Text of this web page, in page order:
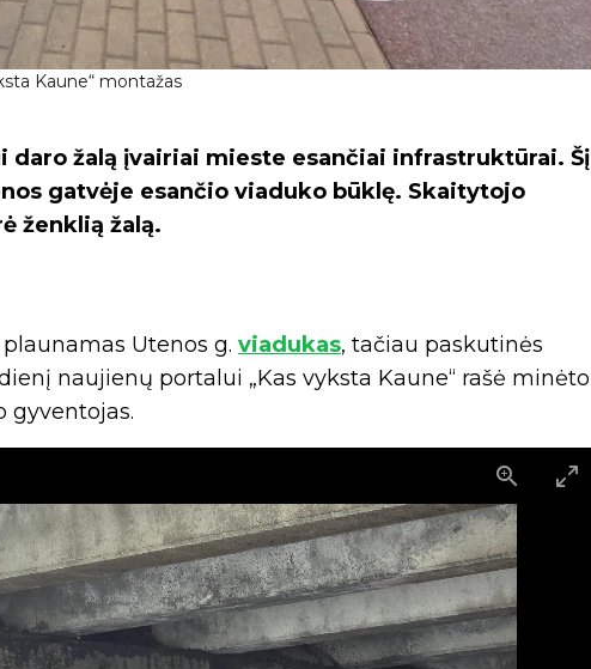
Kaune“ montažas
žalą įvairiai mieste esančiai infrastruktūrai. Šį
gatvėje esančio viaduko būklę. Skaitytojo
ženklią žalą.
Utenos g. viadukas, tačiau paskutinės
naujienų portalui „Kas vyksta Kaune“ rašė minėto
gyventojas.